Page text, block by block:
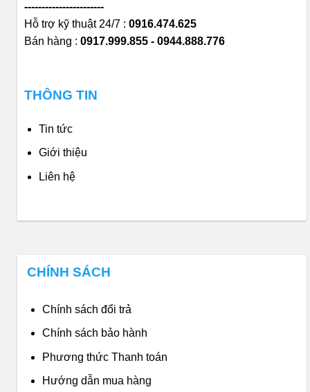
-----------------------
Hỗ trợ kỹ thuật 24/7 : 0916.474.625
Bán hàng : 0917.999.855 - 0944.888.776
THÔNG TIN
Tin tức
Giới thiệu
Liên hệ
CHÍNH SÁCH
Chính sách đổi trả
Chính sách bảo hành
Phương thức Thanh toán
Hướng dẫn mua hàng